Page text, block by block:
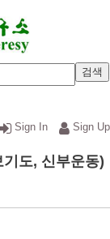
Sign In Sign Up
도, 신부운동)